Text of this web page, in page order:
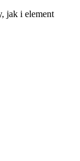
jak i element